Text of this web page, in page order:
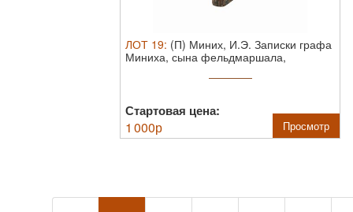
ЛОТ 19: (П) Миних, И.Э. Записки графа
Миниха, сына фельдмаршала,
Стартовая цена:
1 000р Просмотр